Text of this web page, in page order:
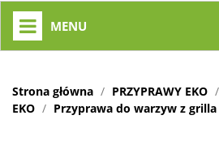
MENU
Strona główna PRZYPRAWY EKO
EKO
Przyprawa do warzyw z grilla